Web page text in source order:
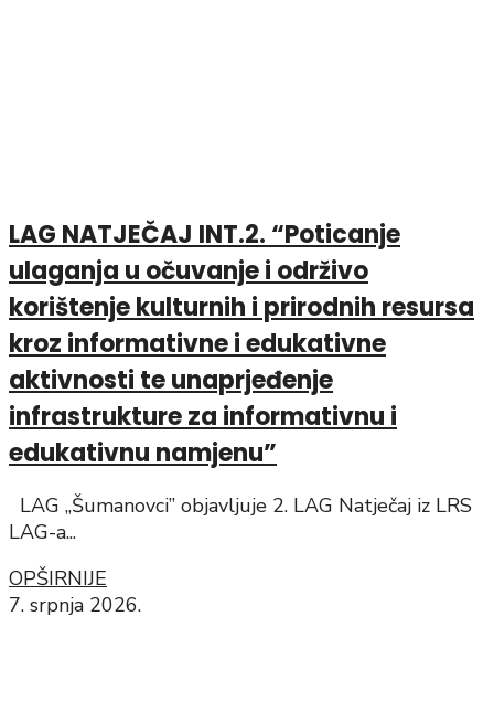
LAG NATJEČAJ INT.2. “Poticanje
ulaganja u očuvanje i održivo
korištenje kulturnih i prirodnih resursa
kroz informativne i edukativne
aktivnosti te unaprjeđenje
infrastrukture za informativnu i
edukativnu namjenu”
LAG „Šumanovci” objavljuje 2. LAG Natječaj iz LRS
LAG-a...
OPŠIRNIJE
7. srpnja 2026.